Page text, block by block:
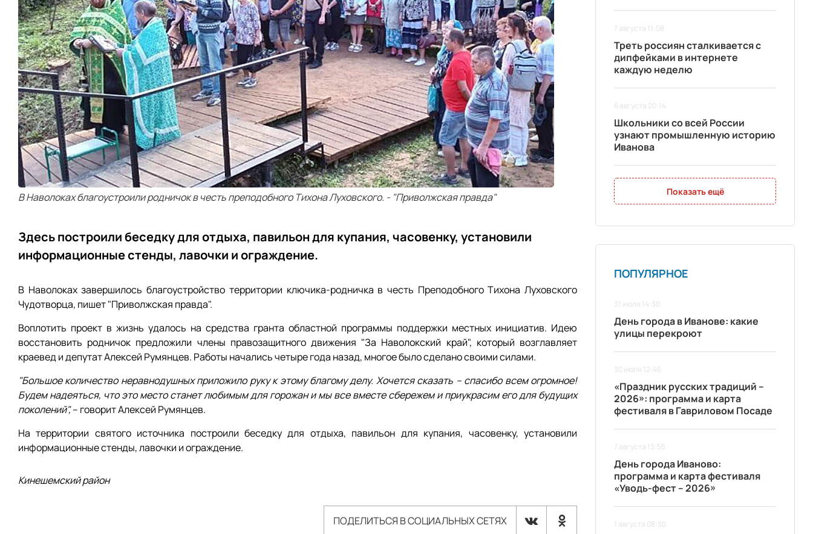
В Наволоках благоустроили родничок в честь преподобного Тихона Луховского. - "Приволжская правда"
Здесь построили беседку для отдыха, павильон для купания, часовенку, установили
информационные стенды, лавочки и ограждение.
В Наволоках завершилось благоустройство территории ключика-родничка в честь Преподобного Тихона Луховского
Чудотворца, пишет "Приволжская правда".
Воплотить проект в жизнь удалось на средства гранта областной программы поддержки местных инициатив. Идею
восстановить родничок предложили члены правозащитного движения "За Наволокский край", который возглавляет
краевед и депутат Алексей Румянцев. Работы начались четыре года назад, многое было сделано своими силами.
"Большое количество неравнодушных приложило руку к этому благому делу. Хочется сказать – спасибо всем огромное!
Будем надеяться, что это место станет любимым для горожан и мы все вместе сбережем и приукрасим его для будущих
поколений",– говорит Алексей Румянцев.
На территории святого источника построили беседку для отдыха, павильон для купания, часовенку, установили
информационные стенды, лавочки и ограждение.
Кинешемский район
ПОДЕЛИТЬСЯ В СОЦИАЛЬНЫХ СЕТЯХ
7 августа 11:08
Треть россиян сталкивается с
дипфейками в интернете
каждую неделю
6 августа 20:14
Школьники со всей России
узнают промышленную историю
Иванова
Показать ещё
ПОПУЛЯРНОЕ
31 июля 14:30
День города в Иванове: какие
улицы перекроют
30 июля 12:46
«Праздник русских традиций –
2026»: программа и карта
фестиваля в Гавриловом Посаде
7 августа 13:55
День города Иваново:
программа и карта фестиваля
«Уводь-фест – 2026»
1 августа 08:30